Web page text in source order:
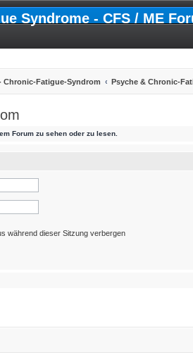
Syndrome - CFS / ME
Chronic-Fatigue-Syndrom Psyche & Chronic-
Forum zu sehen oder zu lesen.
während dieser Sitzung verbergen